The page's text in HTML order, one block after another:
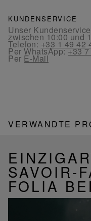
KUNDENSERVICE
Unser
zwischen 10:00 und
Telefon:+33 1 49 42
Per WhatsApp:+33
Per E-Mail
VERWANDTE
SAVOIR-
FOLIA